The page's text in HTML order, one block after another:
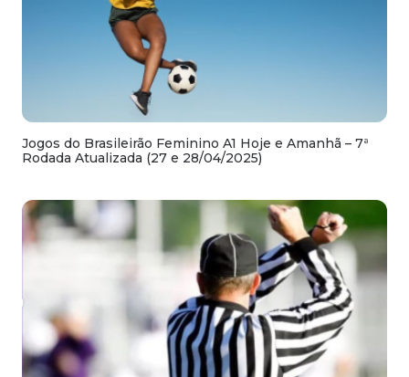
Jogos do Brasileirão Feminino A1 Hoje e Amanhã – 7ª
Rodada Atualizada (27 e 28/04/2025)